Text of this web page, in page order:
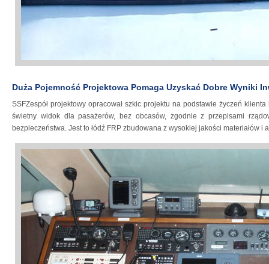
Duża Pojemność Projektowa Pomaga Uzyskać Dobre Wyniki
SSFZespół projektowy opracował szkic projektu na podstawie życzeń
świetny widok dla pasażerów, bez obcasów, zgodnie z przepisami
bezpieczeństwa. Jest to łódź FRP zbudowana z wysokiej jakości materiałów